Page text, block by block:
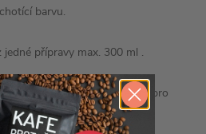
barvu.
přípravy max. 300 ml .
jsou dokonalým vybavením pro